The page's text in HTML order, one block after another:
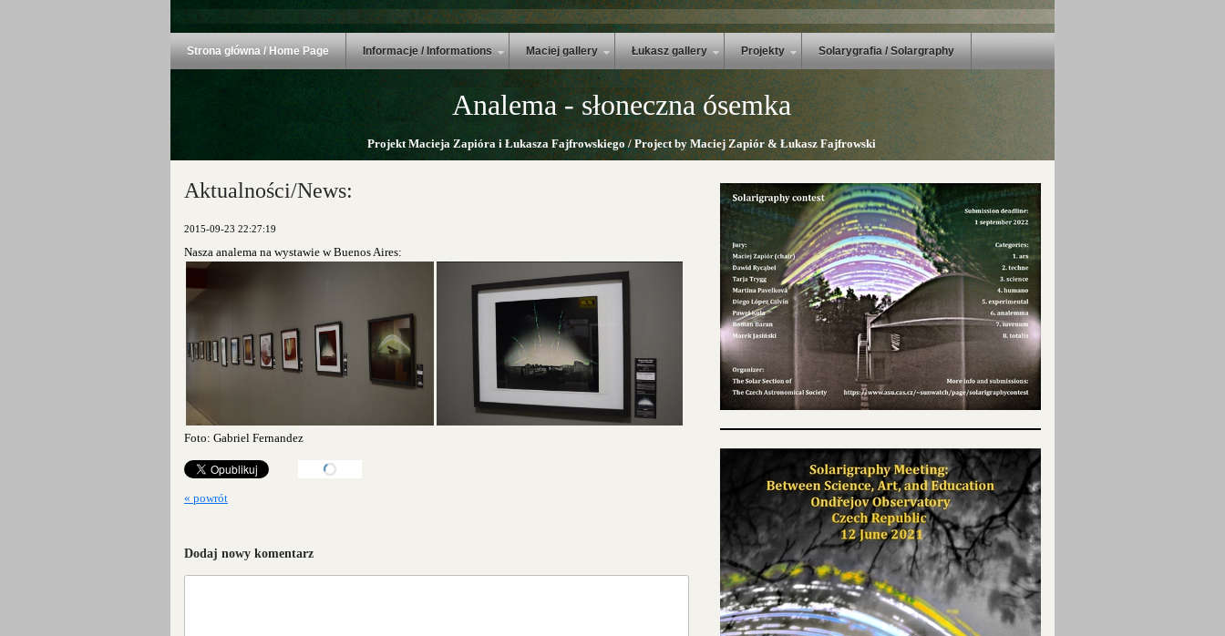
Strona główna / Home Page Informacje / Informations Maciej gallery Łukasz gallery Projekty Solarygrafia / Solargraphy
Analema - słoneczna ósemka
Projekt Macieja Zapióra i Łukasza Fajfrowskiego / Project by Maciej Zapiór & Łukasz Fajfrowski
Aktualności/News:
2015-09-23 22:27:19
Nasza analema na wystawie w Buenos Aires:
Foto: Gabriel Fernandez
« powrót
Dodaj nowy komentarz